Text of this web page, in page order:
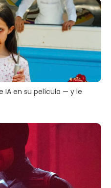
IA en su película — y le